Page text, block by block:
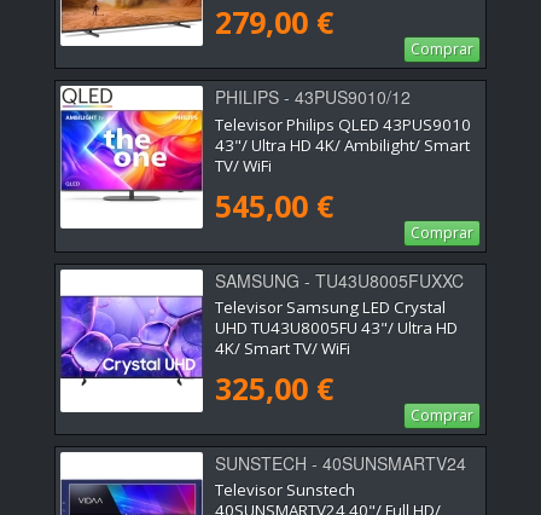
279,00 €
Comprar
PHILIPS - 43PUS9010/12
Televisor Philips QLED 43PUS9010
43"/ Ultra HD 4K/ Ambilight/ Smart
TV/ WiFi
545,00 €
Comprar
SAMSUNG - TU43U8005FUXXC
Televisor Samsung LED Crystal
UHD TU43U8005FU 43"/ Ultra HD
4K/ Smart TV/ WiFi
325,00 €
Comprar
SUNSTECH - 40SUNSMARTV24
Televisor Sunstech
40SUNSMARTV24 40"/ Full HD/